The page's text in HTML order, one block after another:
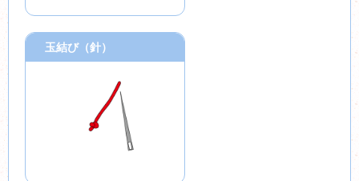
玉結び（針）